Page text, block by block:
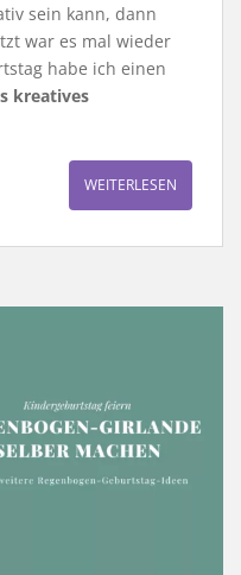
sein kann, dann
war es mal wieder
habe ich einen
kreatives
WEITERLESEN